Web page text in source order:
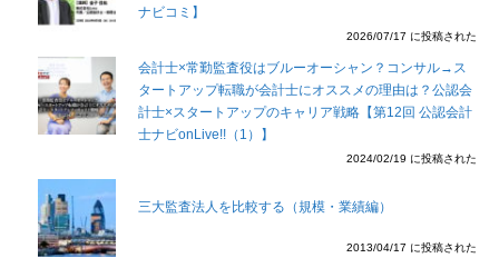
ナビコミ】
2026/07/17 に投稿された
会計士×常勤監査役はブルーオーシャン？コンサル→ス
タートアップ転職が会計士にオススメの理由は？公認会
計士×スタートアップのキャリア戦略【第12回 公認会計
士ナビonLive!!（1）】
2024/02/19 に投稿された
三大監査法人を比較する（規模・業績編）
2013/04/17 に投稿された